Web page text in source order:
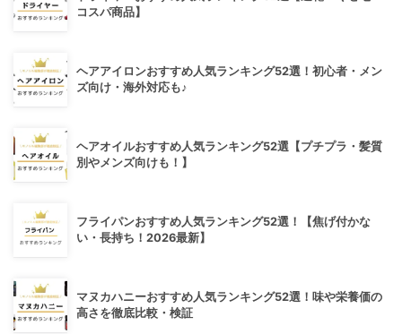
コスパ商品】
ヘアアイロンおすすめ人気ランキング52選！初心者・メン
ズ向け・海外対応も♪
ヘアオイルおすすめ人気ランキング52選【プチプラ・髪質
別やメンズ向けも！】
フライパンおすすめ人気ランキング52選！【焦げ付かな
い・長持ち！2026最新】
マヌカハニーおすすめ人気ランキング52選！味や栄養価の
高さを徹底比較・検証